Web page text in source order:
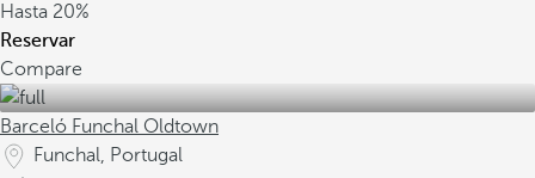
Hasta 20%
Reservar
Compare
Barceló Funchal Oldtown
Funchal, Portugal